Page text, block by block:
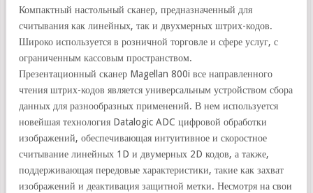
Компактный настольный сканер, предназначенный для
считывания как линейных, так и двухмерных штрих-кодов.
Широко используется в розничной торговле и сфере услуг, с
ограниченным кассовым пространством.
Презентационный сканер Magellan 800i все направленного
чтения штрих-кодов является универсальным устройством сбора
данных для разнообразных применений. В нем используется
новейшая технология Datalogic ADC цифровой обработки
изображений, обеспечивающая интуитивное и скоростное
считывание линейных 1D и двумерных 2D кодов, а также,
поддерживающая передовые характеристики, такие как захват
изображений и деактивация защитной метки. Несмотря на свои